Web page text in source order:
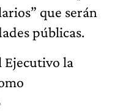
que serán
públicas.
Ejecutivo la